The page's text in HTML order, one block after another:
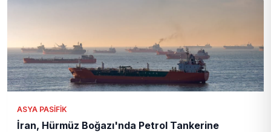
ASYA PASIFIK
İran, Hürmüz Boğazı'nda Petrol Tankerine